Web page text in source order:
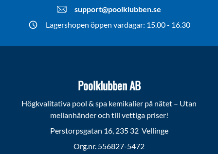
support@poolklubben.se
Lagershopen öppen vardagar: 15.00 - 16.30
Poolklubben AB
Högkvalitativa pool & spa kemikalier på nätet – Utan
mellanhänder och till vettiga priser!
Perstorpsgatan 16, 235 32 Vellinge
Org.nr. 556827-5472